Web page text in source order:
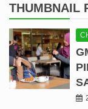
THUMBNAIL